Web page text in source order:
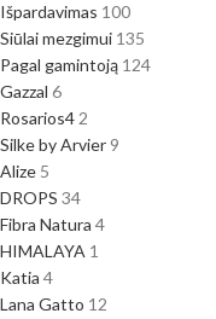
Išpardavimas 100
Siūlai mezgimui 135
Pagal gamintoją 124
Gazzal 6
Rosarios4 2
Silke by Arvier 9
Alize 5
DROPS 34
Fibra Natura 4
HIMALAYA 1
Katia 4
Lana Gatto 12